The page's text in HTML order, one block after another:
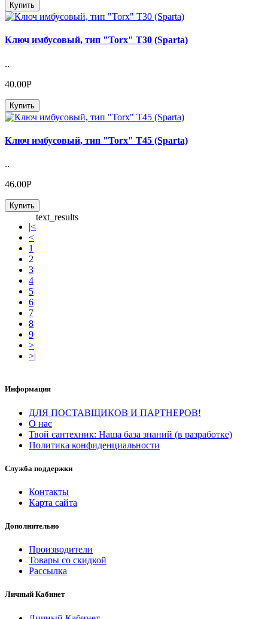
Купить
Ключ имбусовый, тип "Torx" Т30 (Sparta)
..
40.00Р
Купить
Ключ имбусовый, тип "Torx" Т45 (Sparta)
..
46.00Р
Купить
|<
<
1
2
3
4
5
6
7
8
9
>
>|
text_results
Информация
ДЛЯ ПОСТАВЩИКОВ И ПАРТНЕРОВ!
О нас
Твой сантехник: Наша база знаний (в разработке)
Политика конфиденциальности
Служба поддержки
Контакты
Карта сайта
Дополнительно
Производители
Товары со скидкой
Рассылка
Личный Кабинет